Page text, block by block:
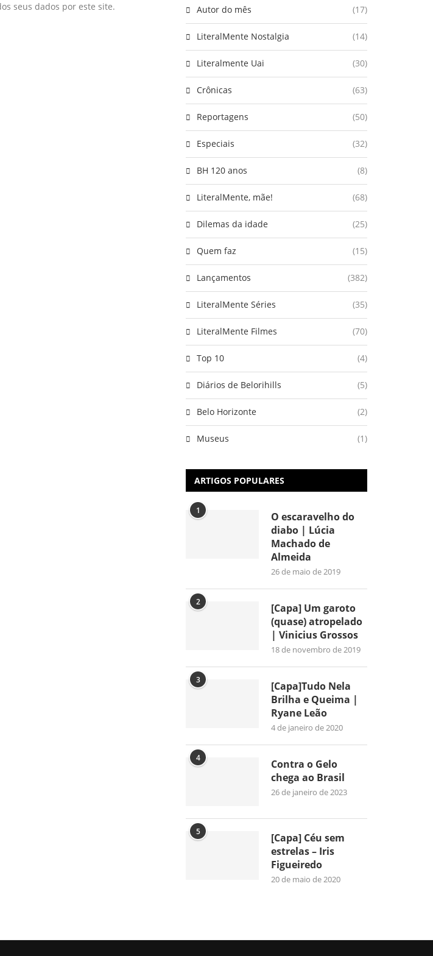
seus dados por este site.
Autor do mês (17)
LiteralMente Nostalgia (14)
Literalmente Uai (30)
Crônicas (63)
Reportagens (50)
Especiais (32)
BH 120 anos (8)
LiteralMente, mãe! (68)
Dilemas da idade (25)
Quem faz (15)
Lançamentos (382)
LiteralMente Séries (35)
LiteralMente Filmes (70)
Top 10 (4)
Diários de Belorihills (5)
Belo Horizonte (2)
Museus (1)
ARTIGOS POPULARES
1
O escaravelho do
diabo | Lúcia
Machado de
Almeida
26 de maio de 2019
2
[Capa] Um garoto
(quase) atropelado
| Vinicius Grossos
18 de novembro de 2019
3
[Capa]Tudo Nela
Brilha e Queima |
Ryane Leão
4 de janeiro de 2020
4
Contra o Gelo
chega ao Brasil
26 de janeiro de 2023
5
[Capa] Céu sem
estrelas – Iris
Figueiredo
20 de maio de 2020